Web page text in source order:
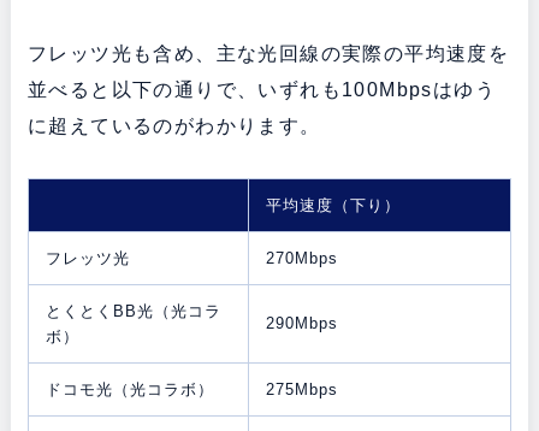
フレッツ光も含め、主な光回線の実際の平均速度を
並べると以下の通りで、いずれも100Mbpsはゆう
に超えているのがわかります。
平均速度（下り）
フレッツ光 270Mbps
とくとくBB光（光コラ
ボ）
290Mbps
ドコモ光（光コラボ） 275Mbps